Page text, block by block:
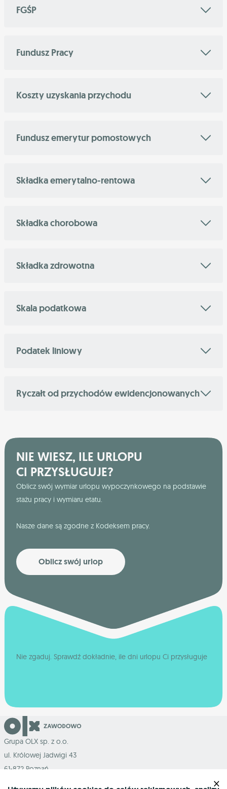
FGŚP
Fundusz Pracy
Koszty uzyskania przychodu
Fundusz emerytur pomostowych
Składka emerytalno-rentowa
Składka chorobowa
Składka zdrowotna
Skala podatkowa
Podatek liniowy
Ryczałt od przychodów ewidencjonowanych
NIE WIESZ, ILE URLOPU
CI PRZYSŁUGUJE?
Oblicz swój wymiar urlopu wypoczynkowego na podstawie
stażu pracy i wymiaru etatu.
Nasze dane są zgodne z Kodeksem pracy.
Oblicz swój urlop
Nie zgaduj. Sprawdź dokładnie, ile dni urlopu Ci przysługuje
Grupa OLX sp. z o.o.
ul. Królowej Jadwigi 43
61-872 Poznań
×